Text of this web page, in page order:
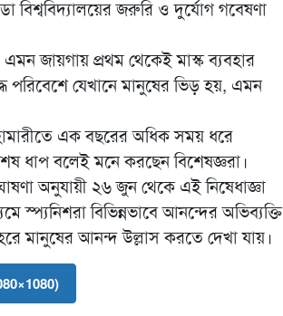
বিশ্ববিদ্যালয়ের জরুরি ও দুর্যোগ গবেষণা
জায়গায় প্রথম থেকেই মাস্ক ব্যবহার
যেখানে মানুষের ভিড় হয়, এমন
এক বছরের অধিক সময় ধরে
ধাপ বলেই মনে করছেন বিশেষজ্ঞরা।
অনুযায়ী ২৬ জুন থেকে এই নিষেধাজ্ঞা
স্প্যনিশরা বিভিন্নভাবে আনন্দের অভিব্যক্তি
মানুষের আনন্দ উল্লাস করতে দেখা যায়।